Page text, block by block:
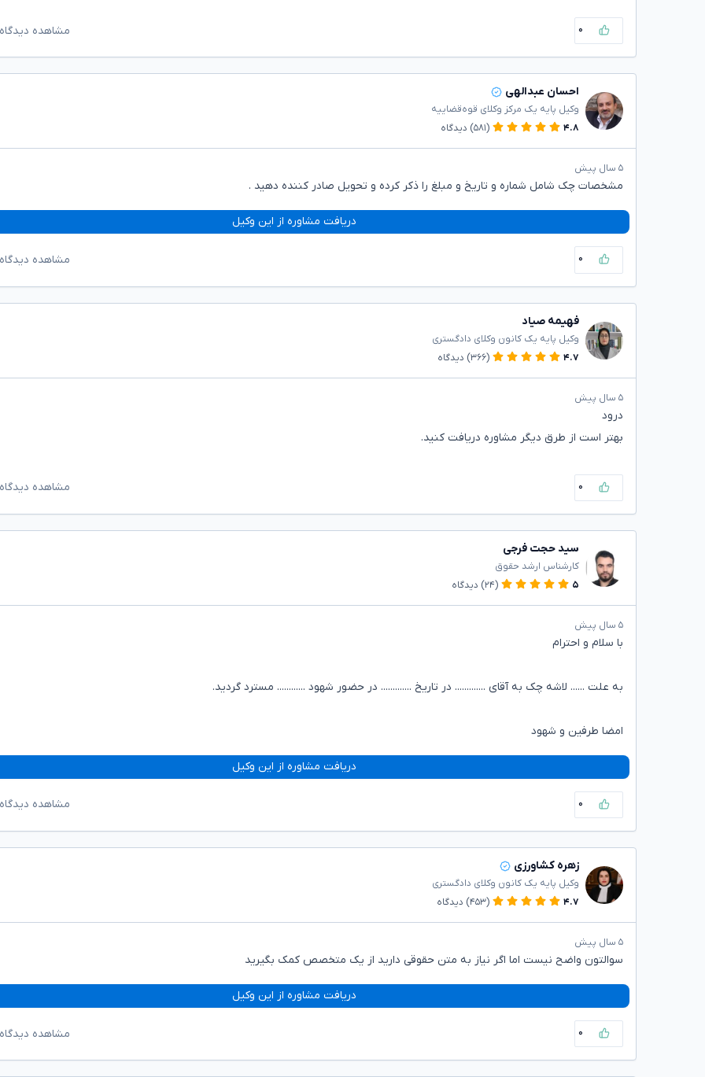
۰ مشاهده
احسان عبدالهی
وکیل پایه یک مرکز وکلای قوه‌قضاییه
۴.۸
(۵۸۱) دیدگاه
۵ سال پیش
مشخصات چک شامل شماره و تاریخ و مبلغ را ذکر کرده و تحویل صادر کننده دهید .
دریافت مشاوره از این وکیل
۰ مشاهده
فهیمه صیاد
وکیل پایه یک کانون وکلای دادگستری
۴.۷
(۳۶۶) دیدگاه
۵ سال پیش
درود
بهتر است از طرق دیگر مشاوره دریافت کنید.
۰ مشاهده
سید حجت فرجی
کارشناس ارشد حقوق
۵
(۲۴) دیدگاه
۵ سال پیش
با سلام و احترام
به علت ...... لاشه چک به آقای ............. در تاریخ ............. در حضور شهود ............ مسترد گردید.
امضا طرفین و شهود
دریافت مشاوره از این وکیل
۰ مشاهده
زهره کشاورزی
وکیل پایه یک کانون وکلای دادگستری
۴.۷
(۴۵۳) دیدگاه
۵ سال پیش
سوالتون واضح نیست اما اگر نیاز به متن حقوقی دارید از یک متخصص کمک بگیرید
دریافت مشاوره از این وکیل
۰ مشاهده